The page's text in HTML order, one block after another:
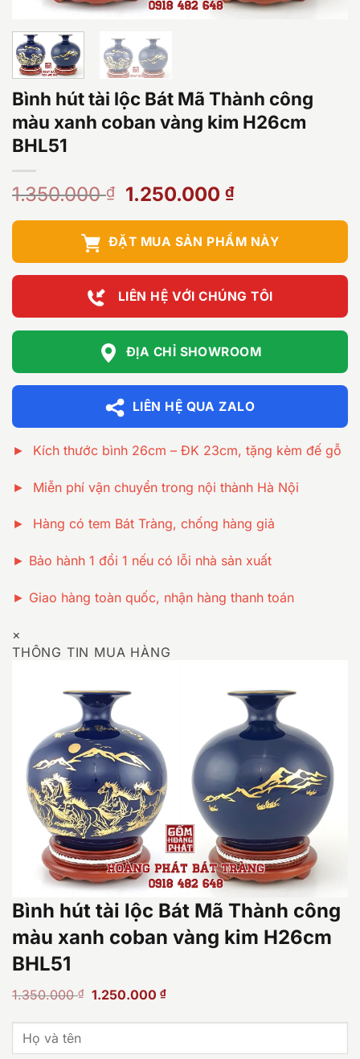
Bình hút tài lộc Bát Mã Thành công
màu xanh coban vàng kim H26cm
BHL51
1.350.000₫
Giá
là:
1.350.000 ₫.
1.250.000₫Giá
tại
là:
1.250.000 ₫.
ĐẶT MUA SẢN PHẨM NÀY
LIÊN HỆ VỚI CHÚNG TÔI
ĐỊA CHỈ SHOWROOM
LIÊN HỆ QUA ZALO
► Kích thước bình 26cm – ĐK 23cm, tặng kèm đế gỗ
► Miễn phí vận chuyển trong nội thành Hà Nội
► Hàng có tem Bát Tràng, chống hàng giả
► Bảo hành 1 đổi 1 nếu có lỗi nhà sản xuất
► Giao hàng toàn quốc, nhận hàng thanh toán
×
THÔNG TIN MUA HÀNG
Bình hút tài lộc Bát Mã Thành công
màu xanh coban vàng kim H26cm
BHL51
1.350.000₫
Giá
1.350.000 ₫.
1.250.000 ₫Giá
là: